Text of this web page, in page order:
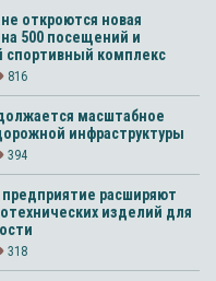
откроются новая
500 посещений и
спортивный комплекс
816
масштабное
инфраструктуры
394
расширяют
изделий для
318